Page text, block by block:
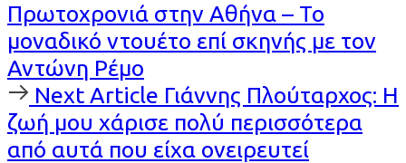
Article
Πρωτοχρονιά στην Αθήνα – Το
μοναδικό ντουέτο επί σκηνής με τον
Αντώνη Ρέμο
Next
Article
Next Article Γιάννης Πλούταρχος: Η
ζωή μου χάρισε πολύ περισσότερα
από αυτά που είχα ονειρευτεί